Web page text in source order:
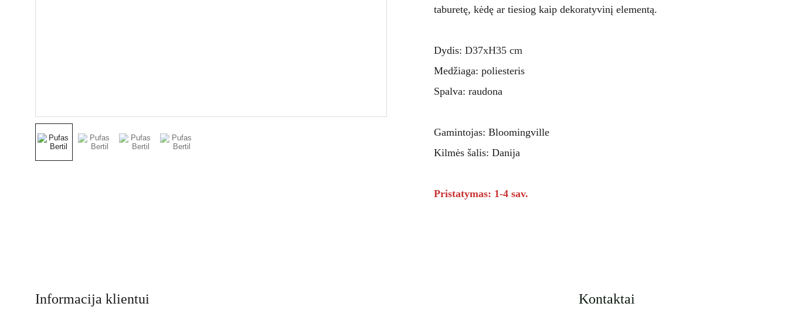
taburetę, kėdę ar tiesiog kaip dekoratyvinį elementą.
Dydis: D37xH35 cm
Medžiaga: poliesteris
Spalva: raudona
Gamintojas: Bloomingville
Kilmės šalis: Danija
Pristatymas: 1-4 sav.
Kontaktai
Informacija klientui